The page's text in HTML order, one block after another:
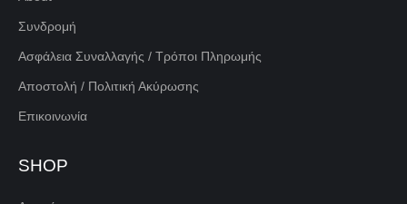
Συνδρομή
Ασφάλεια Συναλλαγής / Τρόποι Πληρωμής
Αποστολή / Πολιτική Ακύρωσης
Επικοινωνία
SHOP